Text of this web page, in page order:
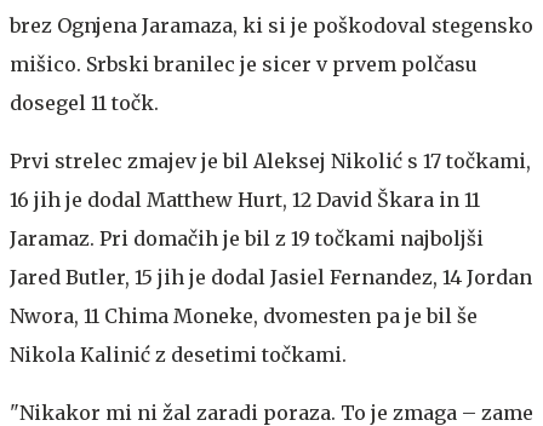
brez Ognjena Jaramaza, ki si je poškodoval stegensko
mišico. Srbski branilec je sicer v prvem polčasu
dosegel 11 točk.
Prvi strelec zmajev je bil Aleksej Nikolić s 17 točkami,
16 jih je dodal Matthew Hurt, 12 David Škara in 11
Jaramaz. Pri domačih je bil z 19 točkami najboljši
Jared Butler, 15 jih je dodal Jasiel Fernandez, 14 Jordan
Nwora, 11 Chima Moneke, dvomesten pa je bil še
Nikola Kalinić z desetimi točkami.
"Nikakor mi ni žal zaradi poraza. To je zmaga – zame